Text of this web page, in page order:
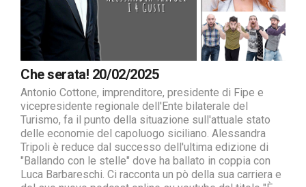
Che serata! 20/02/2025
Antonio Cottone, imprenditore, presidente di Fipe e
vicepresidente regionale dell'Ente bilaterale del
Turismo, fa il punto della situazione sull'attuale stato
delle economie del capoluogo siciliano. Alessandra
Tripoli è reduce dal successo dell'ultima edizione di
"Ballando con le stelle" dove ha ballato in coppia con
Luca Barbareschi. Ci racconta un pò della sua carriera e